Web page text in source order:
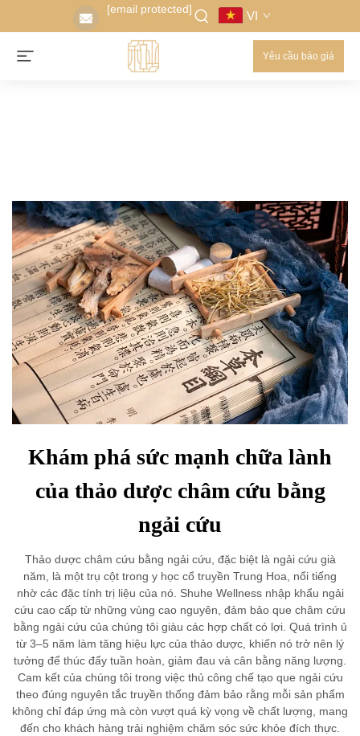
[email protected] VI
Yêu cầu báo giá
Khám phá sức mạnh chữa lành
của thảo dược châm cứu bằng
ngải cứu
Thảo dược châm cứu bằng ngải cứu, đặc biệt là ngải cứu già
năm, là một trụ cột trong y học cổ truyền Trung Hoa, nổi tiếng
nhờ các đặc tính trị liệu của nó. Shuhe Wellness nhập khẩu ngải
cứu cao cấp từ những vùng cao nguyên, đảm bảo que châm cứu
bằng ngải cứu của chúng tôi giàu các hợp chất có lợi. Quá trình ủ
từ 3–5 năm làm tăng hiệu lực của thảo dược, khiến nó trở nên lý
tưởng để thúc đẩy tuần hoàn, giảm đau và cân bằng năng lượng.
Cam kết của chúng tôi trong việc thủ công chế tạo que ngải cứu
theo đúng nguyên tắc truyền thống đảm bảo rằng mỗi sản phẩm
không chỉ đáp ứng mà còn vượt quá kỳ vọng về chất lượng, mang
đến cho khách hàng trải nghiệm chăm sóc sức khỏe đích thực.